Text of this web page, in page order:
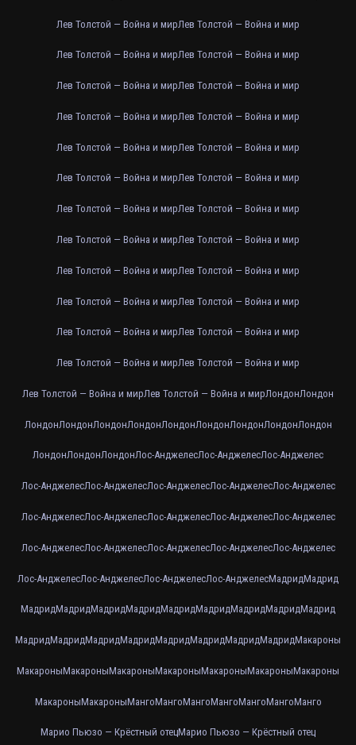
Лев Толстой — Война и мирЛев Толстой — Война и мир
Лев Толстой — Война и мирЛев Толстой — Война и мир
Лев Толстой — Война и мирЛев Толстой — Война и мир
Лев Толстой — Война и мирЛев Толстой — Война и мир
Лев Толстой — Война и мирЛев Толстой — Война и мир
Лев Толстой — Война и мирЛев Толстой — Война и мир
Лев Толстой — Война и мирЛев Толстой — Война и мир
Лев Толстой — Война и мирЛев Толстой — Война и мир
Лев Толстой — Война и мирЛев Толстой — Война и мир
Лев Толстой — Война и мирЛев Толстой — Война и мир
Лев Толстой — Война и мирЛев Толстой — Война и мир
Лев Толстой — Война и мирЛев Толстой — Война и мир
Лев Толстой — Война и мирЛев Толстой — Война и мирЛондонЛондон
ЛондонЛондонЛондонЛондонЛондонЛондонЛондонЛондонЛондон
ЛондонЛондонЛондонЛос-АнджелесЛос-АнджелесЛос-Анджелес
Лос-АнджелесЛос-АнджелесЛос-АнджелесЛос-АнджелесЛос-Анджелес
Лос-АнджелесЛос-АнджелесЛос-АнджелесЛос-АнджелесЛос-Анджелес
Лос-АнджелесЛос-АнджелесЛос-АнджелесЛос-АнджелесЛос-Анджелес
Лос-АнджелесЛос-АнджелесЛос-АнджелесЛос-АнджелесМадридМадрид
МадридМадридМадридМадридМадридМадридМадридМадридМадрид
МадридМадридМадридМадридМадридМадридМадридМадридМакароны
МакароныМакароныМакароныМакароныМакароныМакароныМакароны
МакароныМакароныМангоМангоМангоМангоМангоМангоМанго
Марио Пьюзо — Крёстный отецМарио Пьюзо — Крёстный отец